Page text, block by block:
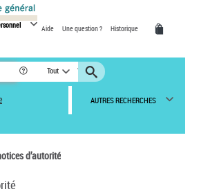
Aide Une question ? Historique
Tout
AUTRES RECHERCHES
d’autorité